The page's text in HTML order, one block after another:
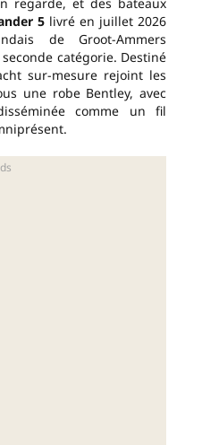
regarde, et des bateaux
5 livré en juillet 2026
de Groot-Ammers
catégorie. Destiné
sur-mesure rejoint les
une robe Bentley, avec
comme un fil